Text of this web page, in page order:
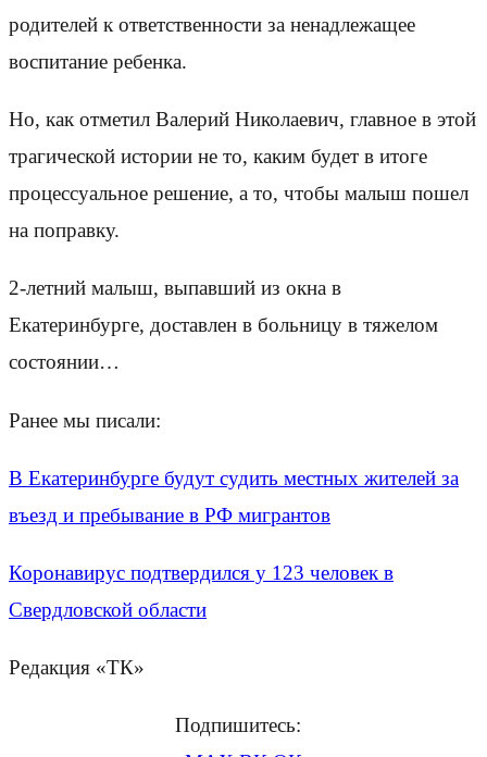
родителей к ответственности за ненадлежащее
воспитание ребенка.
Но, как отметил Валерий Николаевич, главное в этой
трагической истории не то, каким будет в итоге
процессуальное решение, а то, чтобы малыш пошел
на поправку.
2-летний малыш, выпавший из окна в
Екатеринбурге, доставлен в больницу в тяжелом
состоянии…
Ранее мы писали:
В Екатеринбурге будут судить местных жителей за
въезд и пребывание в РФ мигрантов
Коронавирус подтвердился у 123 человек в
Свердловской области
Редакция «ТК»
Подпишитесь: